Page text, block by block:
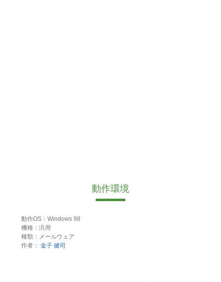
動作環境
動作OS：Windows 98
機種：汎用
種類：メールウェア
作者： 金子 健司